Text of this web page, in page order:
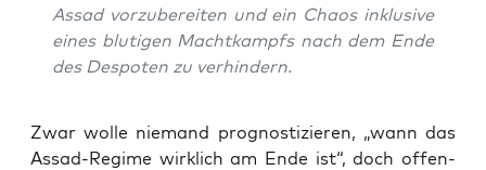
Assad vor­zu­be­rei­ten und ein Cha­os inklu­si­ve
eines blu­ti­gen Macht­kampfs nach dem Ende
des Des­po­ten zu verhindern.
Zwar wol­le nie­mand pro­gnos­ti­zie­ren, „wann das
Assad-Regime wirk­lich am Ende ist“, doch offen­